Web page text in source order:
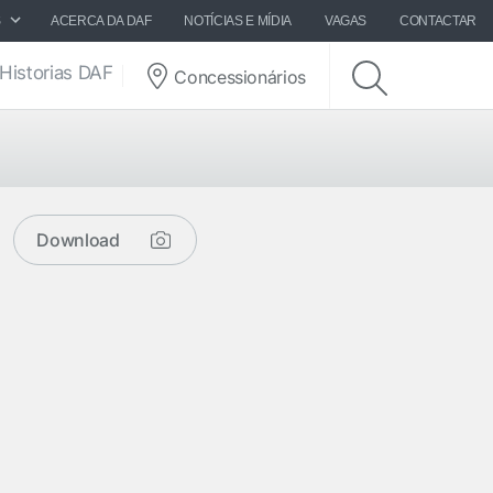
ACERCA DA DAF NOTÍCIAS E MÍDIA VAGAS CONTACTAR
Historias DAF Concessionários
Download